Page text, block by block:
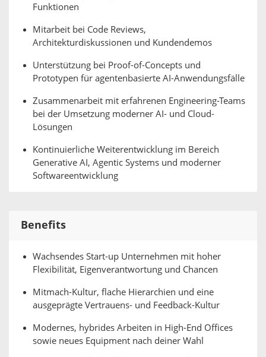
Funktionen
Mitarbeit bei Code Reviews,
Architekturdiskussionen und Kundendemos
Unterstützung bei Proof-of-Concepts und
Prototypen für agentenbasierte AI-Anwendungsfälle
Zusammenarbeit mit erfahrenen Engineering-Teams
bei der Umsetzung moderner AI- und Cloud-
Lösungen
Kontinuierliche Weiterentwicklung im Bereich
Generative AI, Agentic Systems und moderner
Softwareentwicklung
Benefits
Wachsendes Start-up Unternehmen mit hoher
Flexibilität, Eigenverantwortung und Chancen
Mitmach-Kultur, flache Hierarchien und eine
ausgeprägte Vertrauens- und Feedback-Kultur
Modernes, hybrides Arbeiten in High-End Offices
sowie neues Equipment nach deiner Wahl